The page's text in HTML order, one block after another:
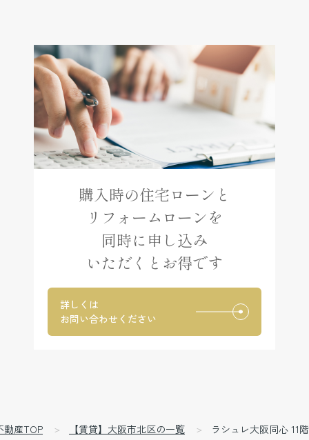
購入時の住宅ローンと
リフォームローンを
同時に申し込み
いただくとお得です
詳しくは
お問い合わせください
動産TOP 【賃貸】大阪市北区の一覧 ラシュレ大阪同心 11階